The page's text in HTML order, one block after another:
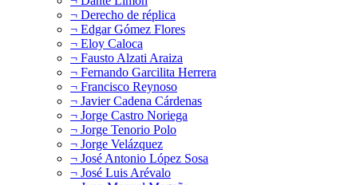
¬ Derecho de réplica
¬ Edgar Gómez Flores
¬ Eloy Caloca
¬ Fausto Alzati Araiza
¬ Fernando Garcilita Herrera
¬ Francisco Reynoso
¬ Javier Cadena Cárdenas
¬ Jorge Castro Noriega
¬ Jorge Tenorio Polo
¬ Jorge Velázquez
¬ José Antonio López Sosa
¬ José Luis Arévalo